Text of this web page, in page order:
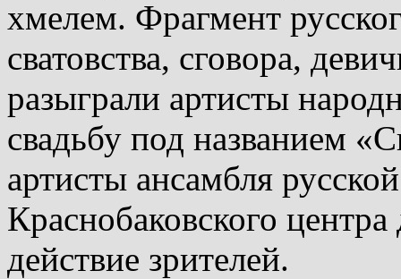
хмелем. Фрагмент
сватовства, сговора,
разыграли артисты
свадьбу под названием
артисты ансамбля
Краснобаковского
действие зрителей.